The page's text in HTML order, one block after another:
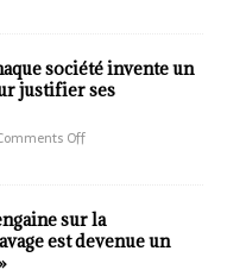
société invente un
justifier ses
Off
sur la
est devenue un